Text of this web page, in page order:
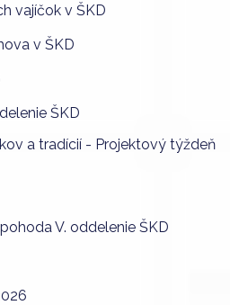
vajíčok v ŠKD
v ŠKD
ŠKD
a tradícií - Projektový týždeň
V. oddelenie ŠKD